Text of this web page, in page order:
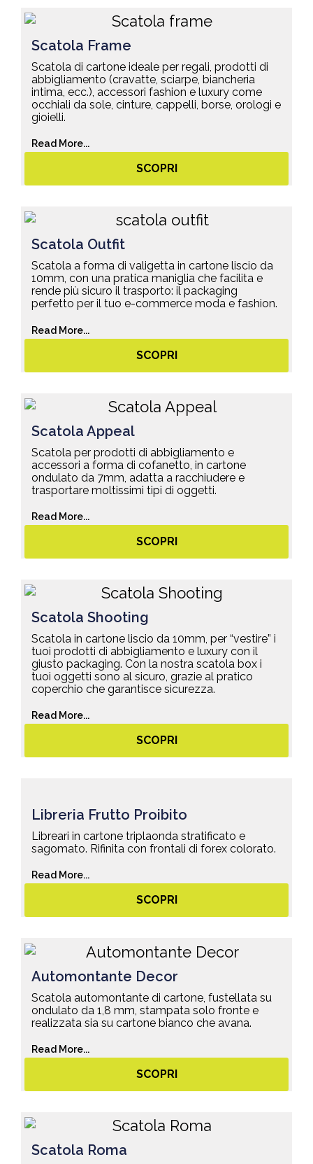
Scatola Frame
Scatola di cartone ideale per regali, prodotti di
abbigliamento (cravatte, sciarpe, biancheria
intima, ecc.), accessori fashion e luxury come
occhiali da sole, cinture, cappelli, borse, orologi e
gioielli.
Read More...
SCOPRI
Scatola Outfit
Scatola a forma di valigetta in cartone liscio da
10mm, con una pratica maniglia che facilita e
rende più sicuro il trasporto: il packaging
perfetto per il tuo e-commerce moda e fashion.
Read More...
SCOPRI
Scatola Appeal
Scatola per prodotti di abbigliamento e
accessori a forma di cofanetto, in cartone
ondulato da 7mm, adatta a racchiudere e
trasportare moltissimi tipi di oggetti.
Read More...
SCOPRI
Scatola Shooting
Scatola in cartone liscio da 10mm, per “vestire” i
tuoi prodotti di abbigliamento e luxury con il
giusto packaging. Con la nostra scatola box i
tuoi oggetti sono al sicuro, grazie al pratico
coperchio che garantisce sicurezza.
Read More...
SCOPRI
Libreria Frutto Proibito
Libreari in cartone triplaonda stratificato e
sagomato. Rifinita con frontali di forex colorato.
Read More...
SCOPRI
Automontante Decor
Scatola automontante di cartone, fustellata su
ondulato da 1,8 mm, stampata solo fronte e
realizzata sia su cartone bianco che avana.
Read More...
SCOPRI
Scatola Roma